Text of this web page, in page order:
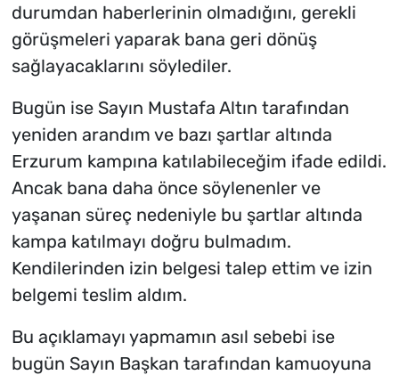
durumdan haberlerinin olmadığını, gerekli
görüşmeleri yaparak bana geri dönüş
sağlayacaklarını söylediler.
Bugün ise Sayın Mustafa Altın tarafından
yeniden arandım ve bazı şartlar altında
Erzurum kampına katılabileceğim ifade edildi.
Ancak bana daha önce söylenenler ve
yaşanan süreç nedeniyle bu şartlar altında
kampa katılmayı doğru bulmadım.
Kendilerinden izin belgesi talep ettim ve izin
belgemi teslim aldım.
Bu açıklamayı yapmamın asıl sebebi ise
bugün Sayın Başkan tarafından kamuoyuna